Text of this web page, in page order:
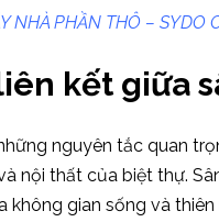
NHÀ PHẦN THÔ – SYDO
kết giữa
nguyên tắc quan
nội thất của biệt thự.
không gian sống và